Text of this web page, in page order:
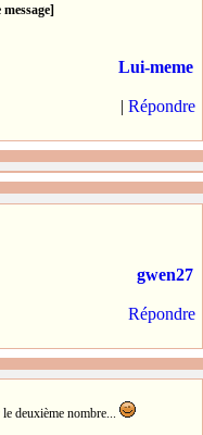
Lui-meme
| Répondre
gwen27
Répondre
deuxième nombre...